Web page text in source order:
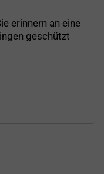
erinnern an eine
geschützt